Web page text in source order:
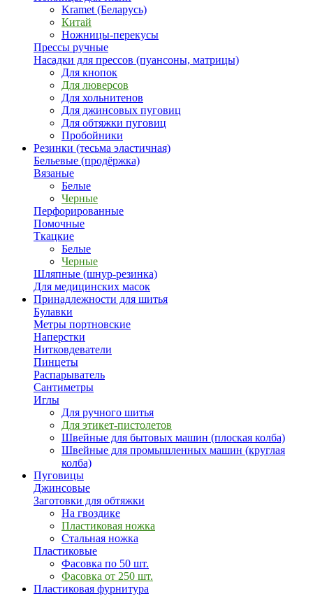
Kramet (Беларусь)
Китай
Ножницы-перекусы
Прессы ручные
Насадки для прессов (пуансоны, матрицы)
Для кнопок
Для люверсов
Для хольнитенов
Для джинсовых пуговиц
Для обтяжки пуговиц
Пробойники
Резинки (тесьма эластичная)
Бельевые (продёржка)
Вязаные
Белые
Черные
Перфорированные
Помочные
Ткацкие
Белые
Черные
Шляпные (шнур-резинка)
Для медицинских масок
Принадлежности для шитья
Булавки
Метры портновские
Наперстки
Нитковдеватели
Пинцеты
Распарыватель
Сантиметры
Иглы
Для ручного шитья
Для этикет-пистолетов
Швейные для бытовых машин (плоская колба)
Швейные для промышленных машин (круглая
колба)
Пуговицы
Джинсовые
Заготовки для обтяжки
На гвоздике
Пластиковая ножка
Стальная ножка
Пластиковые
Фасовка по 50 шт.
Фасовка от 250 шт.
Пластиковая фурнитура